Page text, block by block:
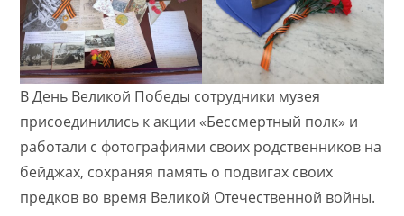
В День Великой Победы сотрудники музея
присоединились к акции «Бессмертный полк» и
работали с фотографиями своих родственников на
бейджах, сохраняя память о подвигах своих
предков во время Великой Отечественной войны.